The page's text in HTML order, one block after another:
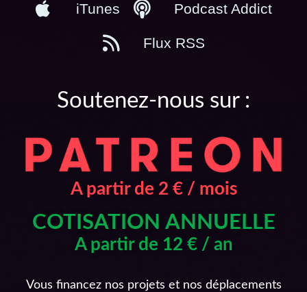
iTunes Podcast Addict
Flux RSS
Soutenez-nous sur :
A partir de 2 € / mois
COTISATION ANNUELLE
A partir de 12 € / an
Vous financez nos projets et nos déplacements